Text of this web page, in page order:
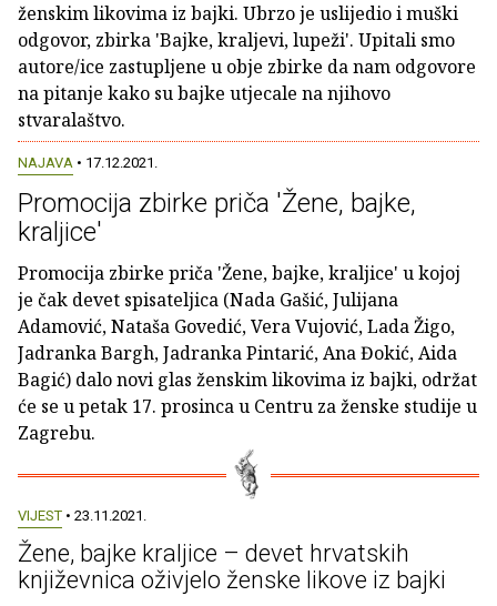
ženskim likovima iz bajki. Ubrzo je uslijedio i muški
odgovor, zbirka 'Bajke, kraljevi, lupeži'. Upitali smo
autore/ice zastupljene u obje zbirke da nam odgovore
na pitanje kako su bajke utjecale na njihovo
stvaralaštvo.
NAJAVA • 17.12.2021.
Promocija zbirke priča 'Žene, bajke,
kraljice'
Promocija zbirke priča 'Žene, bajke, kraljice' u kojoj
je čak devet spisateljica (Nada Gašić, Julijana
Adamović, Nataša Govedić, Vera Vujović, Lada Žigo,
Jadranka Bargh, Jadranka Pintarić, Ana Đokić, Aida
Bagić) dalo novi glas ženskim likovima iz bajki, održat
će se u petak 17. prosinca u Centru za ženske studije u
Zagrebu.
VIJEST • 23.11.2021.
Žene, bajke kraljice – devet hrvatskih
književnica oživjelo ženske likove iz bajki